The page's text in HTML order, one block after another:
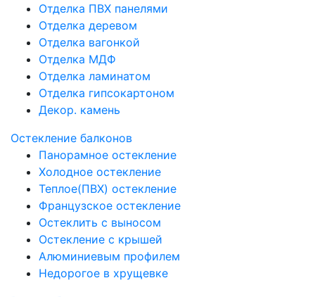
Отделка ПВХ панелями
Отделка деревом
Отделка вагонкой
Отделка МДФ
Отделка ламинатом
Отделка гипсокартоном
Декор. камень
Остекление балконов
Панорамное остекление
Холодное остекление
Теплое(ПВХ) остекление
Французское остекление
Остеклить с выносом
Остекление с крышей
Алюминиевым профилем
Недорогое в хрущевке